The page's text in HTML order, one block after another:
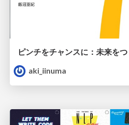
aki_iinuma